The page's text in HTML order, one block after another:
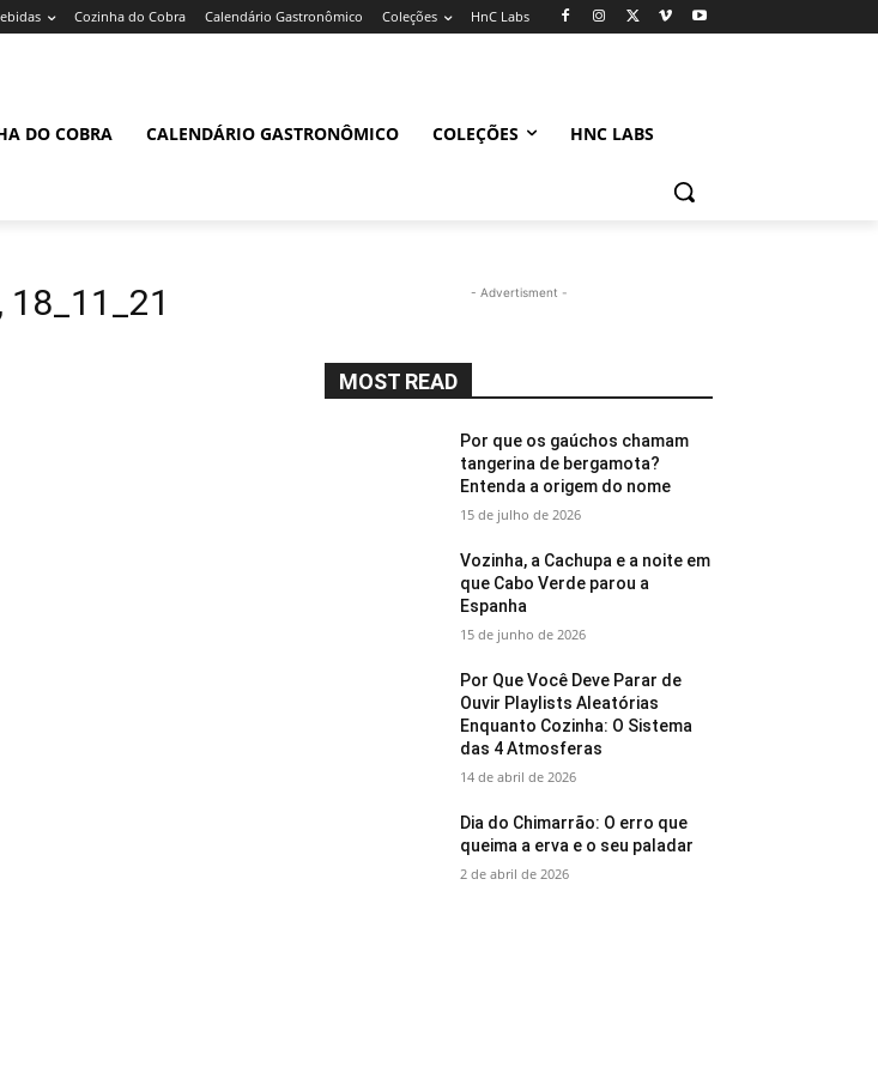
Cozinha do Cobra Calendário Gastronômico Coleções HnC Labs
DO COBRA CALENDÁRIO GASTRONÔMICO COLEÇÕES HNC LABS
- Advertisment -
MOST READ
Por que os gaúchos chamam
tangerina de bergamota?
Entenda a origem do nome
15 de julho de 2026
Vozinha, a Cachupa e a noite em
que Cabo Verde parou a
Espanha
15 de junho de 2026
Por Que Você Deve Parar de
Ouvir Playlists Aleatórias
Enquanto Cozinha: O Sistema
das 4 Atmosferas
14 de abril de 2026
Dia do Chimarrão: O erro que
queima a erva e o seu paladar
2 de abril de 2026